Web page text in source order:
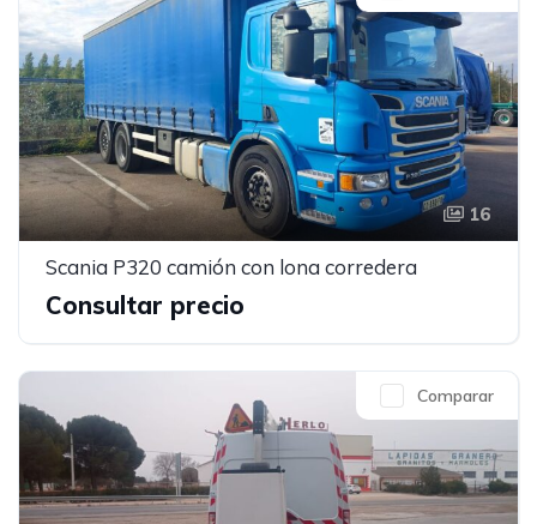
16
Scania P320 camión con lona corredera
Consultar precio
Comparar